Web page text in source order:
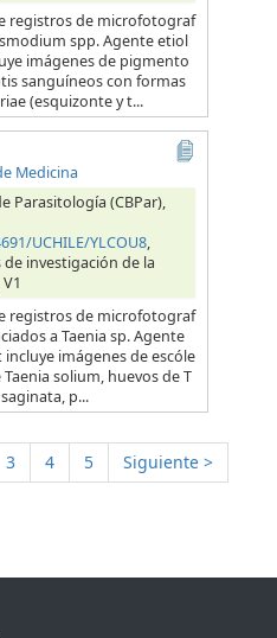
registros de microfotograf
spp. Agente etiol
imágenes de pigmento
sanguíneos con formas
(esquizonte y t...
Medicina
Parasitología (CBPar),
UCHILE/YLCOU8,
investigación de la
registros de microfotograf
a Taenia sp. Agente
imágenes de escóle
solium, huevos de T
p...
3 4 5
Siguiente >